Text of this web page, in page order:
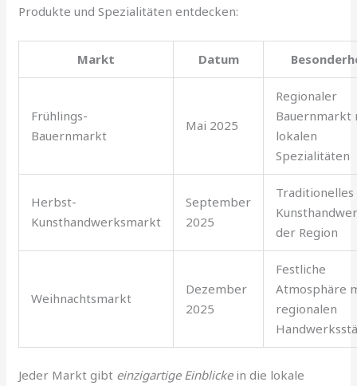
Produkte und Spezialitäten entdecken:
Markt Datum
Frühlings-
Bauernmarkt
Mai 2025
Regionaler
Bauernmarkt
lokalen
Spezialitäten
Herbst-
Kunsthandwerksmarkt
September
2025
Traditionelles
der Region
Weihnachtsmarkt
Dezember
2025
Festliche
Atmosphäre
regionalen
Jeder Markt gibt einzigartige Einblickein die lokale